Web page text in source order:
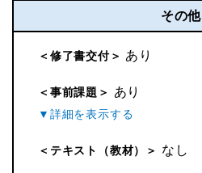
その他
＜修了書交付＞ あり
＜事前課題＞ あり
＜テキスト（教材）＞ なし